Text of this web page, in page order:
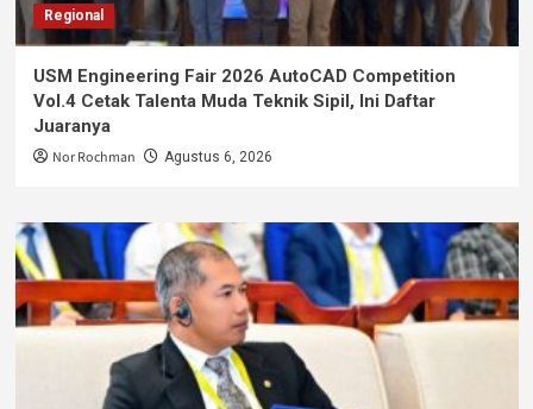
Regional
USM Engineering Fair 2026 AutoCAD Competition
Vol.4 Cetak Talenta Muda Teknik Sipil, Ini Daftar
Juaranya
Nor Rochman Agustus 6, 2026